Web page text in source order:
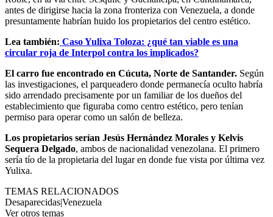
antes de dirigirse hacia la zona fronteriza con Venezuela, a donde
presuntamente habrían huido los propietarios del centro estético.
Lea también: Caso Yulixa Toloza: ¿qué tan viable es una
circular roja de Interpol contra los implicados?
El carro fue encontrado en Cúcuta, Norte de Santander. Según
las investigaciones, el parqueadero donde permanecía oculto habría
sido arrendado precisamente por un familiar de los dueños del
establecimiento que figuraba como centro estético, pero tenían
permiso para operar como un salón de belleza.
Los propietarios serían Jesús Hernández Morales y Kelvis
Sequera Delgado, ambos de nacionalidad venezolana. El primero
sería tío de la propietaria del lugar en donde fue vista por última vez
Yulixa.
TEMAS RELACIONADOS
Desaparecidas|Venezuela
Ver otros temas